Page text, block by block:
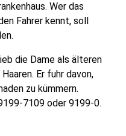
Wer das
Fahrer kennt, soll
die Dame als älteren
Er fuhr davon,
zu kümmern.
7109 oder 9199-0.